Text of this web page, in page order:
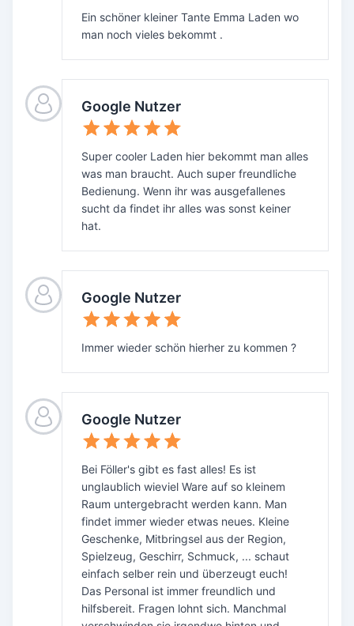
Ein schöner kleiner Tante Emma Laden wo
man noch vieles bekommt .
Google Nutzer
Super cooler Laden hier bekommt man alles
was man braucht. Auch super freundliche
Bedienung. Wenn ihr was ausgefallenes
sucht da findet ihr alles was sonst keiner
hat.
Google Nutzer
Immer wieder schön hierher zu kommen ?
Google Nutzer
Bei Föller's gibt es fast alles! Es ist
unglaublich wieviel Ware auf so kleinem
Raum untergebracht werden kann. Man
findet immer wieder etwas neues. Kleine
Geschenke, Mitbringsel aus der Region,
Spielzeug, Geschirr, Schmuck, ... schaut
einfach selber rein und überzeugt euch!
Das Personal ist immer freundlich und
hilfsbereit. Fragen lohnt sich. Manchmal